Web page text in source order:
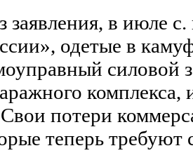
заявления, в июле
одетые в
силовой
комплекса,
потери
теперь